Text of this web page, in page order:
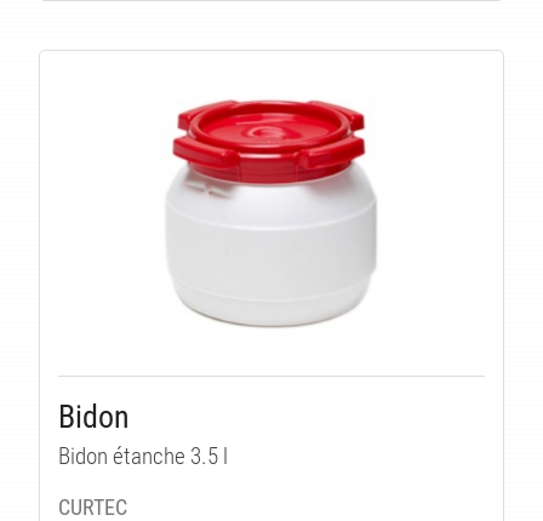
Bidon
Bidon étanche 3.5 l
CURTEC